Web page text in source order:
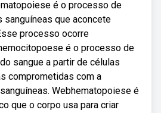
é o processo de
sanguíneas que aconcete
processo ocorre
é o processo de
sangue a partir de células
comprometidas com a
Webhematopoiese é
que o corpo usa para criar